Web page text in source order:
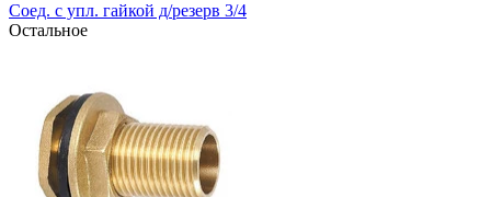
Соед. с упл. гайкой д/резерв 3/4
Остальное